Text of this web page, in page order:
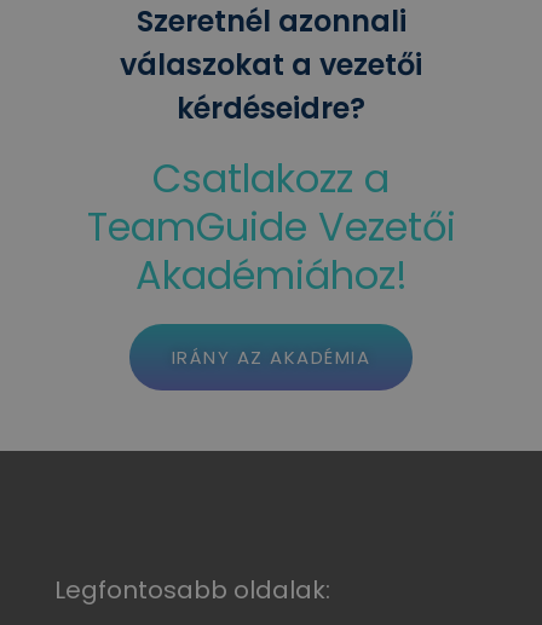
Szeretnél azonnali
válaszokat a vezetői
kérdéseidre?
Csatlakozz a
TeamGuide Vezetői
Akadémiához!
IRÁNY AZ AKADÉMIA
Legfontosabb oldalak: